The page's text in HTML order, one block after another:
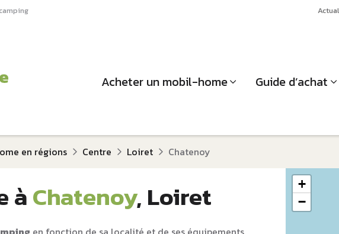
Acheter un mobil-home Guide d’achat
en régions Centre Loiret Chatenoy
+
−
àChatenoy, Loiret